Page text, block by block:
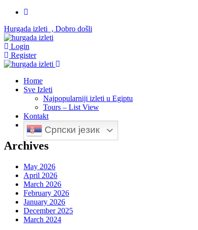
Hurgada izleti , Dobro došli
Login
Register
Home
Sve Izleti
Najpopularniji izleti u Egiptu
Tours – List View
Kontakt
Српски језик
Archives
May 2026
April 2026
March 2026
February 2026
January 2026
December 2025
March 2024